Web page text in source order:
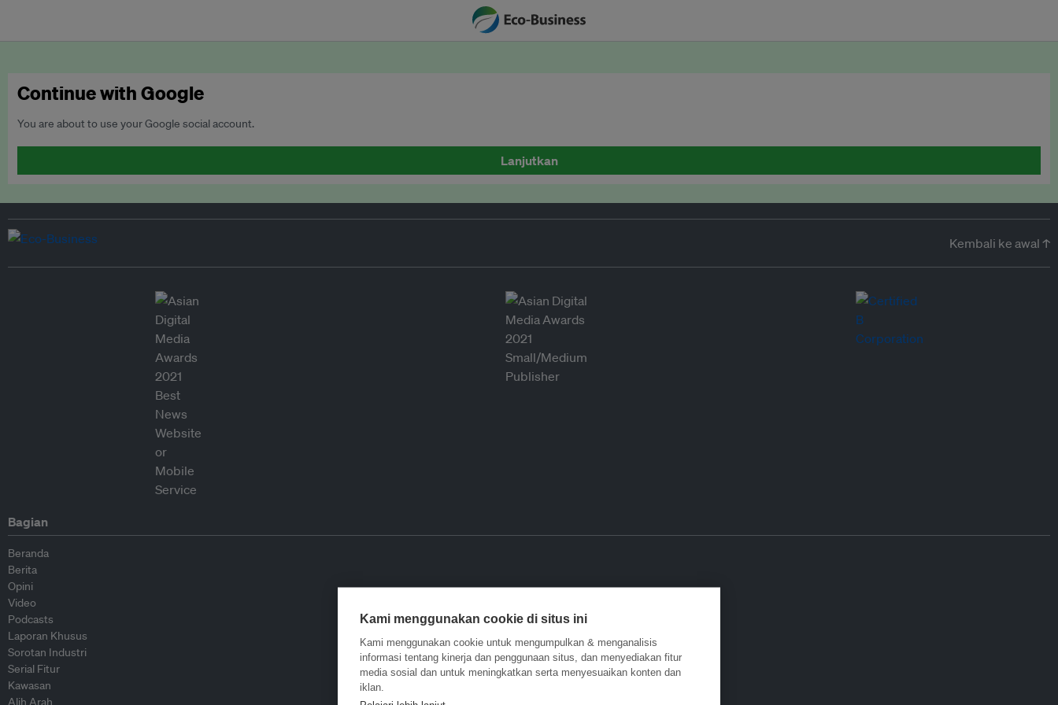
Continue with Google
You are about to use your Google social account.
Lanjutkan
Kembali ke awal ↑
Bagian
Beranda
Berita
Opini
Video
Podcasts
Laporan Khusus
Sorotan Industri
Serial Fitur
Kawasan
Alih Arah
Kami menggunakan cookie di situs ini
Kami menggunakan cookie untuk mengumpulkan & menganalisis
informasi tentang kinerja dan penggunaan situs, dan menyediakan fitur
media sosial dan untuk meningkatkan serta menyesuaikan konten dan
iklan.